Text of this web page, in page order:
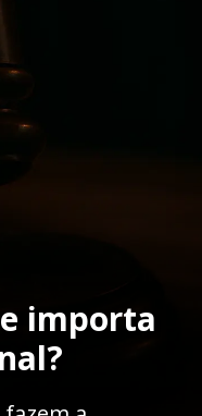
importa